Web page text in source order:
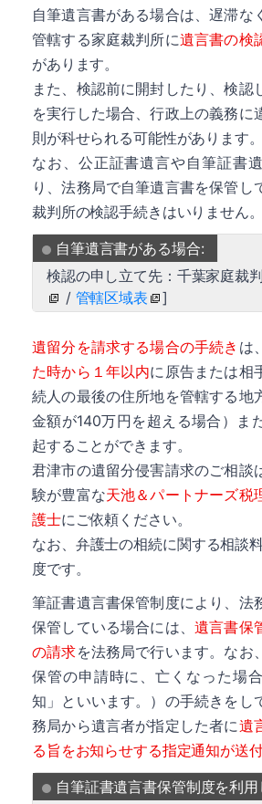
自筆遺言書がある場合は、遅滞な
管轄する家庭裁判所に遺言書の検
があります。
また、検認前に開封したり、検認
を実行した場合、行政上の義務に
則が科せられる可能性があります。
なお、公正証書遺言や自筆証書
り、法務局で自筆遺言書を保管し
裁判所の検認手続きはいりません。
自筆遺言書がある場合:
検認の申し立て先：千葉家庭裁
/ 管轄区域表 ]
遺留分を請求する場合の手続き は、
た時から１年以内に原告または相
続人の最後の住所地を管轄する地
金額が140万円を超える場合）ま
起することができます。
君津市の遺留分侵害請求のご相談
験が豊富な天池＆パートナーズ税
護士にご依頼ください。
なお、弁護士の相続に関する相談
度です。
筆証書遺言書保管制度により、法
保管している場合には、 遺言書保
の請求を法務局で行います。なお
保管の申請時に、亡くなった場
知」といいます。）の手続きをし
務局から遺言者が指定した者に遺
る旨をお知らせする指定通知が送
自筆証書遺言書保管制度を利